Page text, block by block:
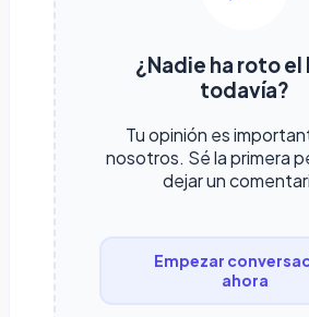
¿Nadie ha roto el
todavía?
Tu opinión es
nosotros. Sé la primera
dejar un
Empezar
ahora